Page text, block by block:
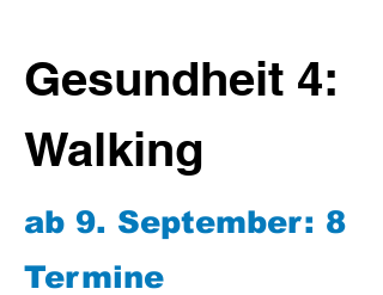
Gesundheit 4:
Walking
ab 9. September: 8
Termine